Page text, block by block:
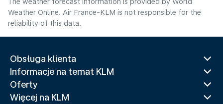
Weather Online. Air France-KLM is not responsible for the
reliability of this data.
Obsługa klienta
Informacje na temat KLM
Oferty
Więcej na KLM